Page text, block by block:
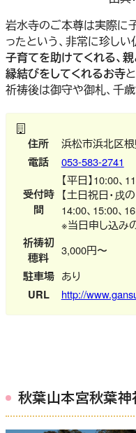
岩水寺のご本尊は実際に
ったという、非常に珍しい
子育てを助けてくれる、
縁結びをしてくれるお寺
祈祷後は御守や御札、千歳
住所 浜松市浜北区
電話 053-583-2741
受付時
間
【平日】10:00、
【土日祝日・戌
14:00、15:00、
※当日申し込み
祈祷初
穂料
3,000円〜
駐車場 あり
URL http://
秋葉山本宮秋葉神